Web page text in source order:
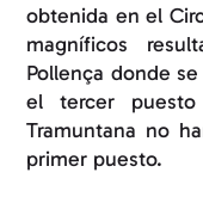
obtenida en el
magníficos
Pollença donde
el tercer
Tramuntana no
primer puesto.